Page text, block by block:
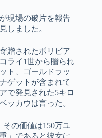
現場の破片を報告
しました。
贈されたボリビア
ライ1世から贈られ
ト、ゴールドラッ
ゲットが含まれて
で発見された5キロ
ッカウは言った。
の価値は150万ユ
」であると彼女は